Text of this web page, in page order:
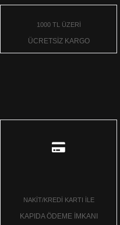
1000 TL ÜZERİ
ÜCRETSİZ KARGO
NAKİT/KREDİ KARTI İLE
KAPIDA ÖDEME İMKANI